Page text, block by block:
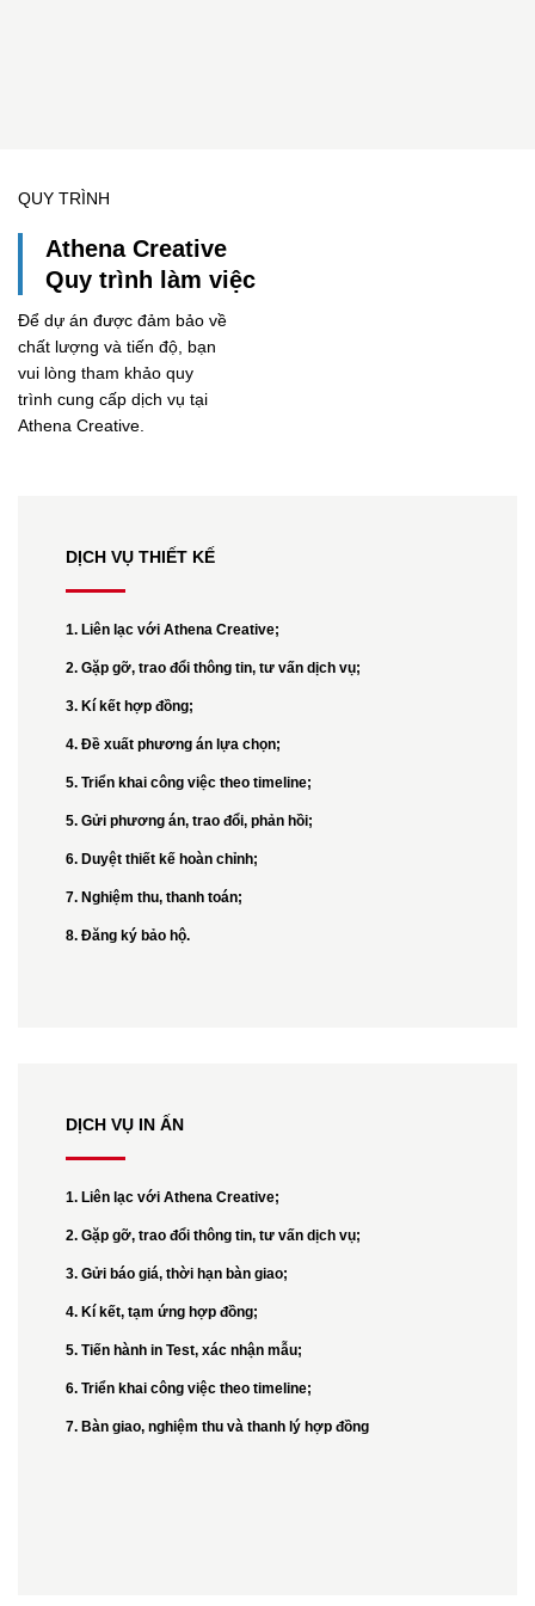
QUY TRÌNH
Athena Creative
Quy trình làm việc
Để dự án được đảm bảo về
chất lượng và tiến độ, bạn
vui lòng tham khảo quy
trình cung cấp dịch vụ tại
Athena Creative.
DỊCH VỤ THIẾT KẾ
1. Liên lạc với Athena Creative;
2. Gặp gỡ, trao đổi thông tin, tư vấn dịch vụ;
3. Kí kết hợp đồng;
4. Đề xuất phương án lựa chọn;
5. Triển khai công việc theo timeline;
5. Gửi phương án, trao đổi, phản hồi;
6. Duyệt thiết kế hoàn chỉnh;
7. Nghiệm thu, thanh toán;
8. Đăng ký bảo hộ.
DỊCH VỤ IN ẤN
1. Liên lạc với Athena Creative;
2. Gặp gỡ, trao đổi thông tin, tư vấn dịch vụ;
3. Gửi báo giá, thời hạn bàn giao;
4. Kí kết, tạm ứng hợp đồng;
5. Tiến hành in Test, xác nhận mẫu;
6. Triển khai công việc theo timeline;
7. Bàn giao, nghiệm thu và thanh lý hợp đồng